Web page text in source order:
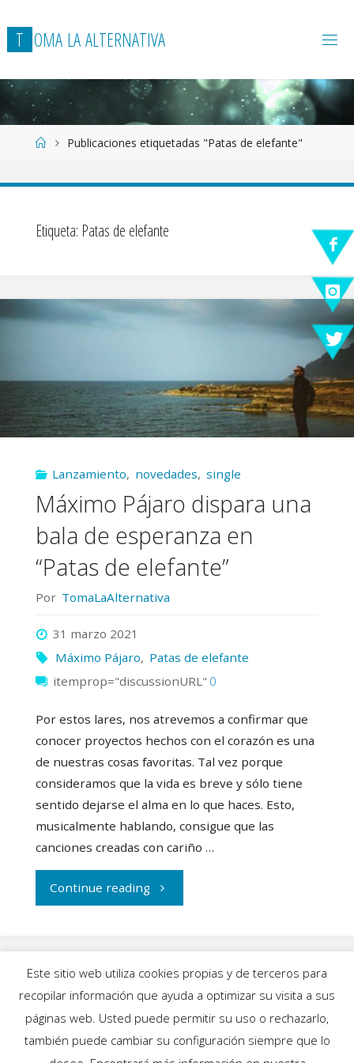
T OMA LAALTERNATIVA
Página
Inicio
Publicaciones etiquetadas "Patas de elefante"
Etiqueta: Patas de elefante
Lanzamiento, novedades, single
Máximo Pájaro dispara una
bala de esperanza en
“Patas de elefante”
Por TomaLaAlternativa
31 marzo 2021
Máximo Pájaro, Patas de elefante
itemprop="discussionURL" 0
Por estos lares, nos atrevemos a confirmar que
conocer proyectos hechos con el corazón es una
de nuestras cosas favoritas. Tal vez porque
consideramos que la vida es breve y sólo tiene
sentido dejarse el alma en lo que haces. Esto,
musicalmente hablando, consigue que las
canciones creadas con cariño …
Continue reading"Máximo
una
Este sitio web utiliza cookies propias y de terceros para
recopilar información que ayuda a optimizar su visita a sus
páginas web. Usted puede permitir su uso o rechazarlo,
también puede cambiar su configuración siempre que lo